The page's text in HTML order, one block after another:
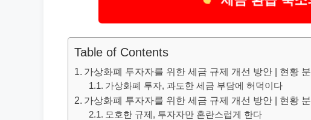
Table of Contents
가상화폐 투자자를 위한 세금 규제 개선 방안 | 현황
가상화폐 투자, 과도한 세금 부담에 허덕이다
가상화폐 투자자를 위한 세금 규제 개선 방안 | 현황
모호한 규제, 투자자만 혼란스럽게 한다